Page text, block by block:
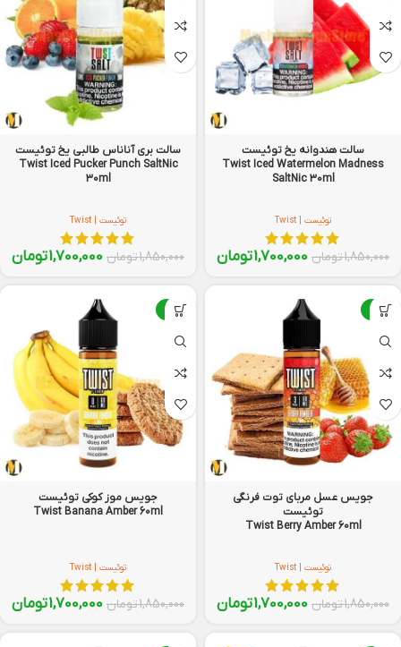
سالت هندوانه یخ توئیست
Twist Iced Watermelon Madness
SaltNic 30ml
توئیست | Twist
1,850,000تومان 1,700,000تومان
سالت بری آناناس طالبی یخ توئیست
Twist Iced Pucker Punch SaltNic
30ml
توئیست | Twist
1,850,000تومان 1,700,000تومان
-8%
جویس عسل مربای توت فرنگی
توئیست
Twist Berry Amber 60ml
توئیست | Twist
1,850,000تومان 1,700,000تومان
-8%
جویس موز کوکی توئیست
Twist Banana Amber 60ml
توئیست | Twist
1,850,000تومان 1,700,000تومان